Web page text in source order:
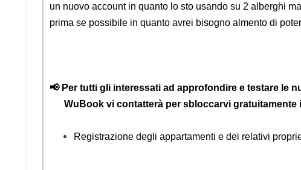
un nuovo account in quanto lo sto usando su 2 alberghi
prima se possibile in quanto avrei bisogno almento di
📢 Per tutti gli interessati ad approfondire e testare le
WuBook vi contatterà per sbloccarvi gratuitamente
Registrazione degli appartamenti e dei relativi